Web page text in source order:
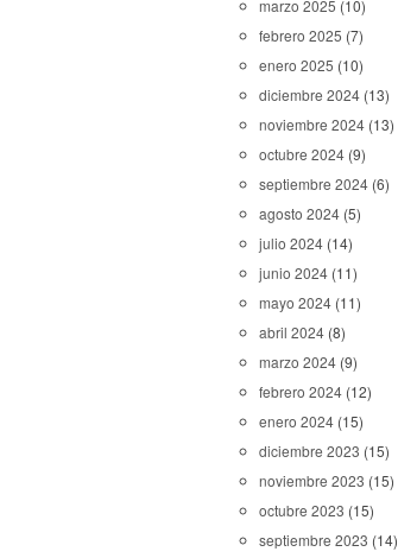
marzo 2025 (10)
febrero 2025 (7)
enero 2025 (10)
diciembre 2024 (13)
noviembre 2024 (13)
octubre 2024 (9)
septiembre 2024 (6)
agosto 2024 (5)
julio 2024 (14)
junio 2024 (11)
mayo 2024 (11)
abril 2024 (8)
marzo 2024 (9)
febrero 2024 (12)
enero 2024 (15)
diciembre 2023 (15)
noviembre 2023 (15)
octubre 2023 (15)
septiembre 2023 (14)